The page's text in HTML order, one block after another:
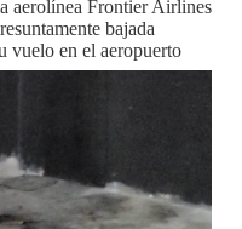
aerolínea Frontier Airlines
bajada
vuelo en el aeropuerto